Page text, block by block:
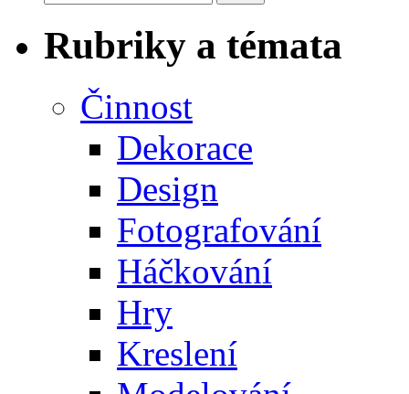
Rubriky a témata
Činnost
Dekorace
Design
Fotografování
Háčkování
Hry
Kreslení